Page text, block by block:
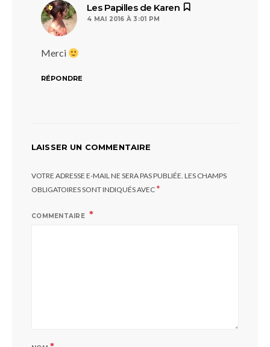
Les Papilles de Karen
4 MAI 2016 À 3:01 PM
Merci
RÉPONDRE
LAISSER UN COMMENTAIRE
VOTRE ADRESSE E-MAIL NE SERA PAS PUBLIÉE. LES CHAMPS
OBLIGATOIRES SONT INDIQUÉS AVEC*
COMMENTAIRE